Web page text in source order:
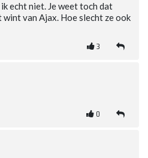
echt niet. Je weet toch dat
van Ajax. Hoe slecht ze ook
3
0